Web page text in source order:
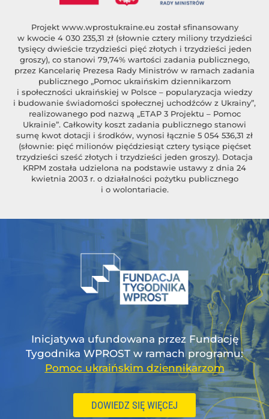
Projekt www.wprostukraine.eu został sfinansowany
w kwocie 4 030 235,31 zł (słownie cztery miliony trzydzieści
tysięcy dwieście trzydzieści pięć złotych i trzydzieści jeden
groszy), co stanowi 79,74% wartości zadania publicznego,
przez Kancelarię Prezesa Rady Ministrów w ramach zadania
publicznego „Pomoc ukraińskim dziennikarzom
i społeczności ukraińskiej w Polsce – popularyzacja wiedzy
i budowanie świadomości społecznej uchodźców z Ukrainy”,
realizowanego pod nazwą „ETAP 3 Projektu – Pomoc
Ukrainie”. Całkowity koszt zadania publicznego stanowi
sumę kwot dotacji i środków, wynosi łącznie 5 054 536,31 zł
(słownie: pięć milionów pięćdziesiąt cztery tysiące pięćset
trzydzieści sześć złotych i trzydzieści jeden groszy). Dotacja
KRPM została udzielona na podstawie ustawy z dnia 24
kwietnia 2003 r. o działalności pożytku publicznego
i o wolontariacie.
Inicjatywa ufundowana przez Fundację
Tygodnika WPROST w ramach programu:
Pomoc ukraińskim dziennikarzom
DOWIEDZ SIĘ WIĘCEJ